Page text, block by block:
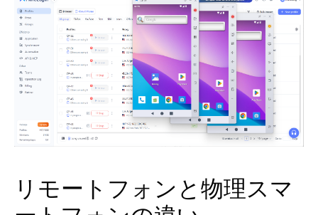
リモートフォンと物理スマ